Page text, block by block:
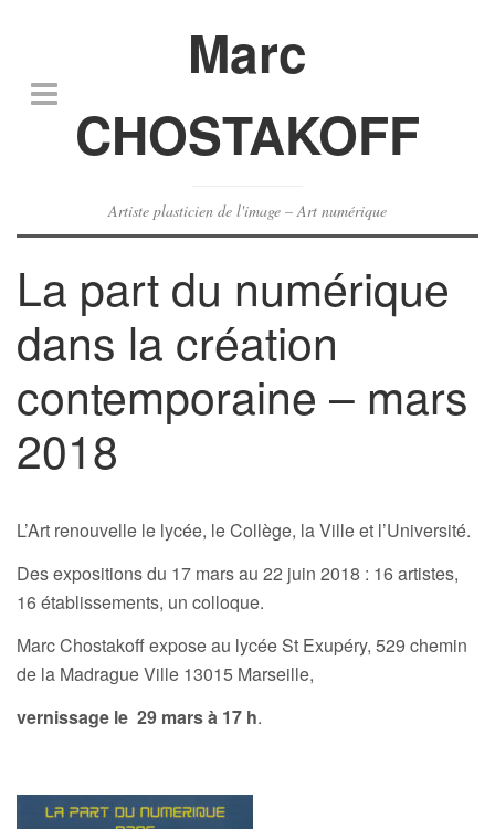
Marc
CHOSTAKOFF
Artiste plasticien de l'image – Art numérique
La part du numérique
dans la création
contemporaine – mars
2018
L’Art renouvelle le lycée, le Collège, la Ville et l’Université.
Des expositions du 17 mars au 22 juin 2018 : 16 artistes,
16 établissements, un colloque.
Marc Chostakoff expose au lycée St Exupéry, 529 chemin
de la Madrague Ville 13015 Marseille,
vernissage le 29 mars à 17 h.